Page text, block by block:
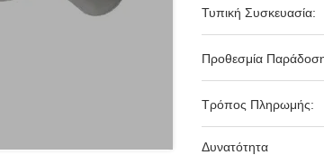
Τυπική Συσκευασία:
Προθεσμία
Τρόπος Πληρωμής:
Δυνατότητα